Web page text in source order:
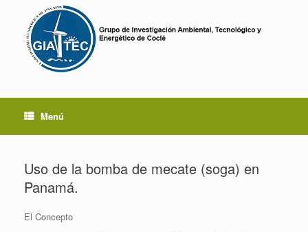
Menú
Uso de la bomba de mecate (soga) en
Panamá.
El Concepto